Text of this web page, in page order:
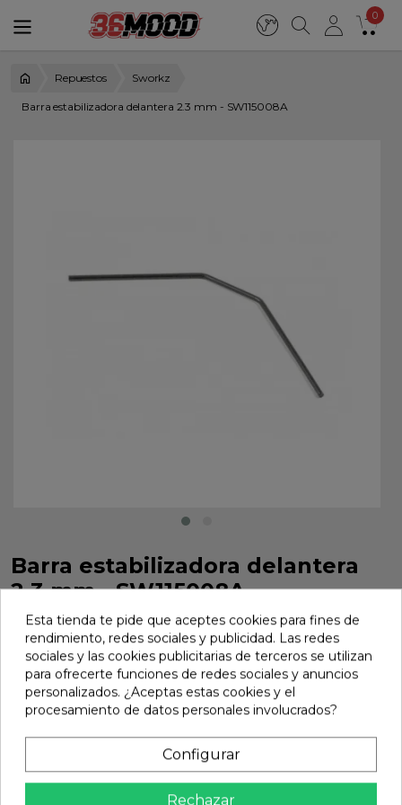
0
Repuestos Sworkz
Barra estabilizadora delantera 2.3 mm - SW115008A
Barra estabilizadora delantera
2.3 mm - SW115008A
Barra estabilizadora delantera 2.3 mm - SW115008A
Marca: Sworkz Ref: SW115008A
5,35 €
Añadir
En stock
Esta tienda te pide que aceptes cookies para fines de
rendimiento, redes sociales y publicidad. Las redes
sociales y las cookies publicitarias de terceros se utilizan
para ofrecerte funciones de redes sociales y anuncios
personalizados. ¿Aceptas estas cookies y el
procesamiento de datos personales involucrados?
Configurar
Rechazar